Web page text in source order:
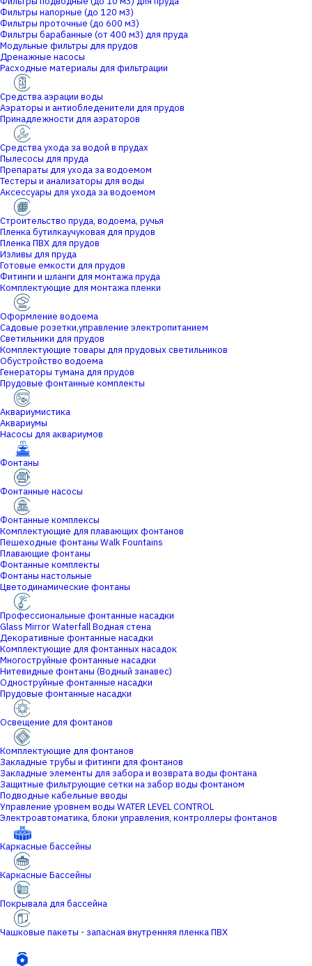
Фильтры напорные (до 120 м3)
Фильтры проточные (до 600 м3)
Фильтры барабанные (от 400 м3) для пруда
Модульные фильтры для прудов
Дренажные насосы
Расходные материалы для фильтрации
Средства аэрации воды
Аэраторы и антиобледенители для прудов
Принадлежности для аэраторов
Средства ухода за водой в прудах
Пылесосы для пруда
Препараты для ухода за водоемом
Тестеры и анализаторы для воды
Аксессуары для ухода за водоемом
Строительство пруда, водоема, ручья
Пленка бутилкаучуковая для прудов
Пленка ПВХ для прудов
Изливы для пруда
Готовые емкости для прудов
Фитинги и шланги для монтажа пруда
Комплектующие для монтажа пленки
Оформление водоема
Садовые розетки,управление электропитанием
Светильники для прудов
Комплектующие товары для прудовых светильников
Обустройство водоема
Генераторы тумана для прудов
Прудовые фонтанные комплекты
Аквариумистика
Аквариумы
Насосы для аквариумов
Фонтаны
Фонтанные насосы
Фонтанные комплексы
Комплектующие для плавающих фонтанов
Пешеходные фонтаны Walk Fountains
Плавающие фонтаны
Фонтанные комплекты
Фонтаны настольные
Цветодинамические фонтаны
Профессиональные фонтанные насадки
Glass Mirror Waterfall Водная стена
Декоративные фонтанные насадки
Комплектующие для фонтанных насадок
Многоструйные фонтанные насадки
Нитевидные фонтаны (Водный занавес)
Одноструйные фонтанные насадки
Прудовые фонтанные насадки
Освещение для фонтанов
Комплектующие для фонтанов
Закладные трубы и фитинги для фонтанов
Закладные элементы для забора и возврата воды фонтана
Защитные фильтрующие сетки на забор воды фонтаном
Подводные кабельные вводы
Управление уровнем воды WATER LEVEL CONTROL
Электроавтоматика, блоки управления, контроллеры фонтанов
Каркасные бассейны
Каркасные Бассейны
Покрывала для бассейна
Чашковые пакеты - запасная внутренняя пленка ПВХ